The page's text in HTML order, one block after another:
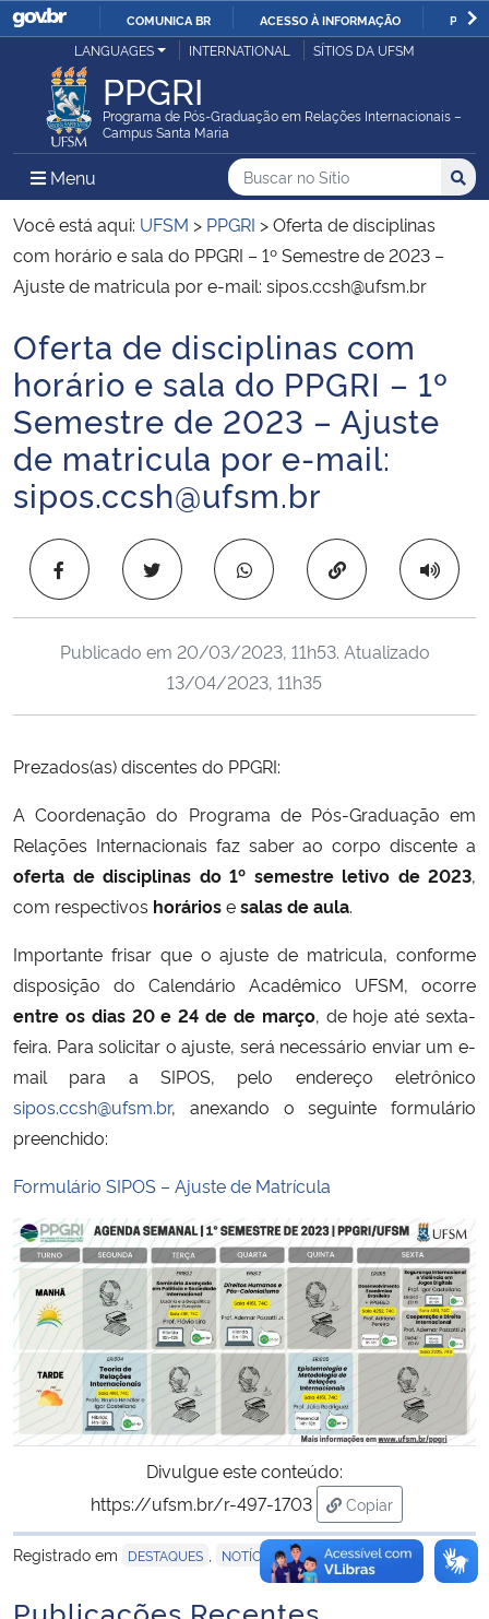
IR
O
COMUNICA BR ACESSO À INFORMAÇÃO
Ministério da Justiça e Segurança Pública
Ministério da Defesa
Ministério das Relações Exteriores
Ministério da Economia
Ministério da Infraestrutura
Ministério da Agricultura, Pecuária e Abastecimento
Ministério da Educação
Ministério da Cidadania
Ministério da Saúde
Ministério de Minas e Energia
Ministério da Ciência, Tecnologia, Inovações e Comunicações
Ministério do Desenvolvimento Regional
Controladoria-Geral da União
Ministério da Mulher, da Família e dos Direitos Humanos
Secretaria-Geral
Secretaria de Governo
Gabinete de Segurança Institucional
Banco Central do Brasil
Planalto
LANGUAGES INTERNATIONAL SÍTIOS DA UFSM
PPGRI
Programa de Pós-Graduação em Relações Internacionais –
Campus Santa Maria
Menu Menu Principal do Sítio
Busca
Buscar no no Sítio
Busca:
Você está aqui: UFSM > PPGRI >Oferta de disciplinas
com horário e sala do PPGRI – 1º Semestre de 2023 –
Ajuste de matricula por e-mail: sipos.ccsh@ufsm.br
Início do conteúdo
Oferta de disciplinas com
horário e sala do PPGRI – 1º
Semestre de 2023 – Ajuste
de matricula por e-mail:
sipos.ccsh@ufsm.br
Copiar para área
Publicado em 20/03/2023, 11h53. Atualizado
13/04/2023, 11h35
Prezados(as) discentes do PPGRI:
A Coordenação do Programa de Pós-Graduação em
Relações Internacionais faz saber ao corpo discente a
oferta de disciplinas do 1º semestre letivo de 2023,
com respectivos horáriosesalas de aula.
Importante frisar que o ajuste de matricula, conforme
disposição do Calendário Acadêmico UFSM, ocorre
entre os dias 20 e 24 de de março, de hoje até sexta-
feira. Para solicitar o ajuste, será necessário enviar um e-
mail para a SIPOS, pelo endereço eletrônico
sipos.ccsh@ufsm.br, anexando o seguinte formulário
preenchido:
Formulário SIPOS – Ajuste de Matrícula
Divulgue este conteúdo:
https://ufsm.br/r-497-1703
Copiar
para área de
Registrado em
DESTAQUES NOTÍCIAS
Publicações Recentes